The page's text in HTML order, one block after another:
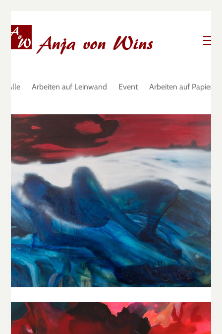
Alle Arbeiten auf Leinwand Event Arbeiten auf Papier